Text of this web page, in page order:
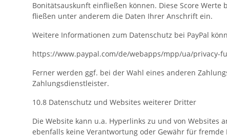
Bonitätsauskunft einfließen können. Diese Score
fließen unter anderem die Daten Ihrer Anschrift ein.
Weitere Informationen zum Datenschutz bei PayPal
https://www.paypal.com/de/webapps/mpp/ua/privacy-
Ferner werden ggf. bei der Wahl eines anderen
Zahlungsdienstleister.
10.8 Datenschutz und Websites weiterer Dritter
Die Website kann u.a. Hyperlinks zu und von
ebenfalls keine Verantwortung oder Gewähr für